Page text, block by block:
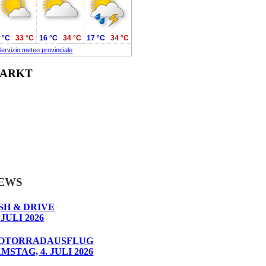
meteo provinciale
°C 33 °C 16 °C 34 °C 17 °C 34 °C
& DRIVE
JULI 2026
4. JULI 2026